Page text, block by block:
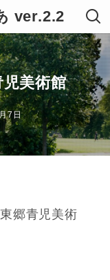
ver.2.2
美術館
7日
郷青児美術